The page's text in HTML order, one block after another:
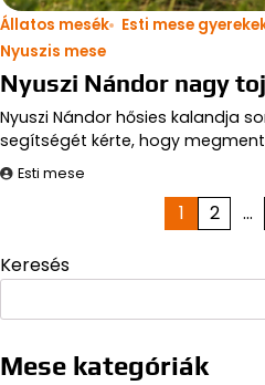
Állatos mesék Esti mese
Nyuszis mese
Nyuszi Nándor nagy
Nyuszi Nándor hősies kalandja
segítségét kérte, hogy
Esti mese
lapozása
1 2 …
Keresés
Mese kategóriák